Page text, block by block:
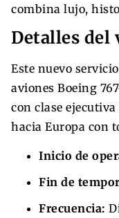
combina lujo,
Detalles del
Este nuevo
aviones Boeing
con clase
hacia Europa con
Inicio de
Fin de
Frecuencia: